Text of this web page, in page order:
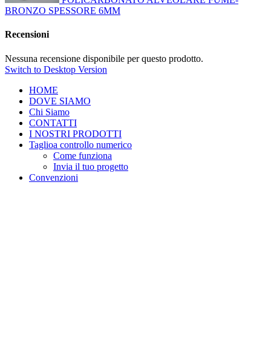
BRONZO SPESSORE 6MM
Recensioni
Nessuna recensione disponibile per questo prodotto.
Switch to Desktop Version
HOME
DOVE SIAMO
Chi Siamo
CONTATTI
I NOSTRI PRODOTTI
Taglioa controllo numerico
Come funziona
Invia il tuo progetto
Convenzioni